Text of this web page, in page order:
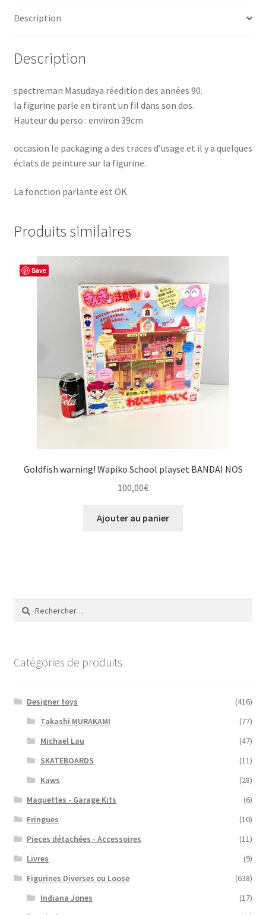
Description
Description
spectreman Masudaya réedition des années 90.
la figurine parle en tirant un fil dans son dos.
Hauteur du perso : environ 39cm
occasion le packaging a des traces d’usage et il y a quelques
éclats de peinture sur la figurine.
La fonction parlante est OK.
Produits similaires
Save
Goldfish warning! Wapiko School playset BANDAI NOS
100,00€
Ajouter au panier
Rechercher :
Catégories de produits
Designer toys
(416)
Takashi MURAKAMI
(77)
Michael Lau
(47)
SKATEBOARDS
(11)
Kaws
(28)
Maquettes - Garage Kits
(6)
Fringues
(10)
Pieces détachées - Accessoires
(11)
Livres
(9)
Figurines Diverses ou Loose
(638)
Indiana Jones
(17)